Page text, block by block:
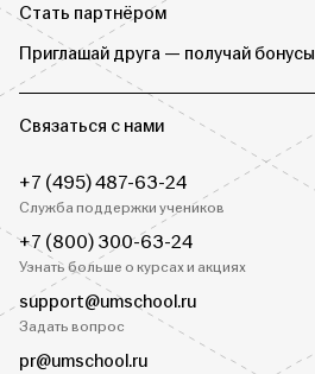
Стать партнёром
Приглашай друга — получай бонусы
Связаться с нами
+7 (495) 487-63-24
Служба поддержки учеников
+7 (800) 300-63-24
Узнать больше о курсах и акциях
support@umschool.ru
Задать вопрос
pr@umschool.ru